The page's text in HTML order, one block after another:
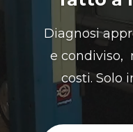
Diagnosi
e condiviso,
costi. Solo